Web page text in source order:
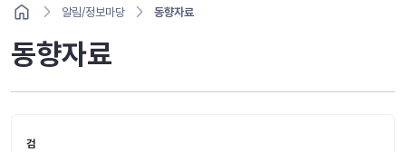
알림/정보마당 동향자료
동향자료
검